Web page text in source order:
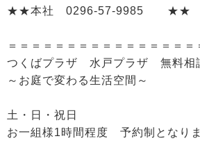
★★本社 0296-57-9985 ★★
＝＝＝＝＝＝＝＝＝＝＝＝＝＝＝＝
つくばプラザ 水戸プラザ 無料相
～お庭で変わる生活空間～
土・日・祝日
お一組様1時間程度 予約制となりま